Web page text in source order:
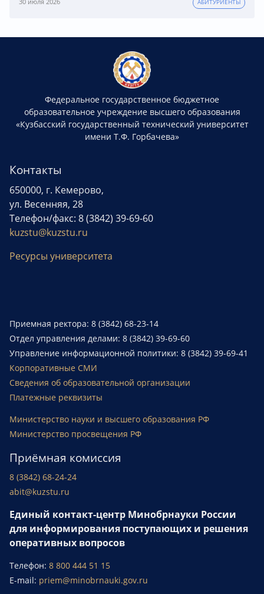
АБИТУРИЕНТЫ
Федеральное государственное бюджетное
образовательное учреждение высшего образования
«Кузбасский государственный технический университет
имени Т.Ф. Горбачева»
Контакты
650000, г. Кемерово,
ул. Весенняя, 28
Телефон/факс: 8 (3842) 39-69-60
kuzstu@kuzstu.ru
Ресурсы университета
Приемная ректора: 8 (3842) 68-23-14
Отдел управления делами: 8 (3842) 39-69-60
Управление информационной политики: 8 (3842) 39-69-41
Корпоративные СМИ
Сведения об образовательной организации
Платежные реквизиты
Министерство науки и высшего образования РФ
Министерство просвещения РФ
Приёмная комиссия
8 (3842) 68-24-24
abit@kuzstu.ru
Единый контакт-центр Минобрнауки России
для информирования поступающих и решения
оперативных вопросов
Телефон: 8 800 444 51 15
E-mail: priem@minobrnauki.gov.ru